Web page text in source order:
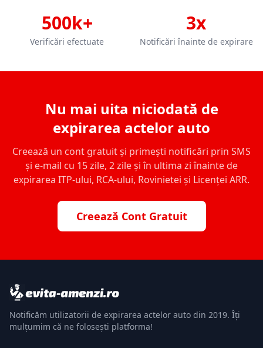
500k+
Verificări efectuate
3x
Notificări înainte de expirare
Nu mai uita niciodată de
expirarea actelor auto
Creează un cont gratuit și primești notificări prin SMS
și e-mail cu 15 zile, 2 zile și în ultima zi înainte de
expirarea ITP-ului, RCA-ului, Rovinietei și Licenței ARR.
Creează Cont Gratuit
Notificăm utilizatorii de expirarea actelor auto din 2019. Îți
mulțumim că ne folosești platforma!